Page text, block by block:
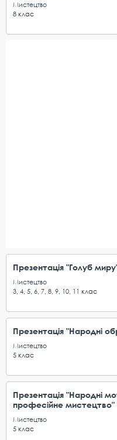
Мистецтво
8 клас
Презентація "Голуб
Мистецтво
3 4 5 6 7 8 9 10 11 клас
Презентація "Народні
Мистецтво
5 клас
Презентація "Народні
професійне мистецтво"
Мистецтво
5 клас